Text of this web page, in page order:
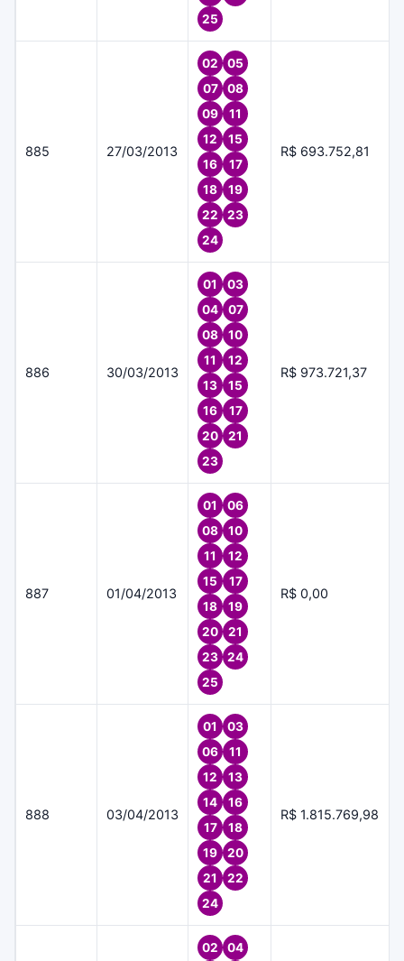
25
885 27/03/2013
02
05
07
08
09
11
12
15
16
17
18
19
22
23
24
R$ 693.752,81
886 30/03/2013
01
03
04
07
08
10
11
12
13
15
16
17
20
21
23
R$ 973.721,37
887 01/04/2013
01
06
08
10
11
12
15
17
18
19
20
21
23
24
25
R$ 0,00
888 03/04/2013
01
03
06
11
12
13
14
16
17
18
19
20
21
22
24
R$ 1.815.769,98
02 04